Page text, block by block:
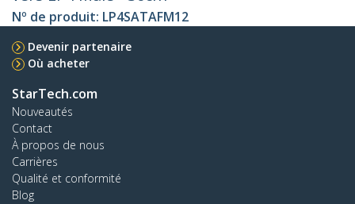
Nº de produit: LP4SATAFM12
Devenir partenaire
Où acheter
StarTech.com
Nouveautés
Contact
À propos de nous
Carrières
Qualité et conformité
Blog